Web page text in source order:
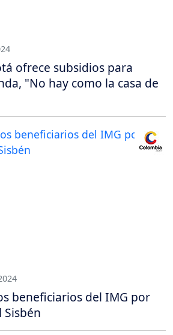
ofrece subsidios para
"No hay como la casa de
beneficiarios del IMG por
Sisbén